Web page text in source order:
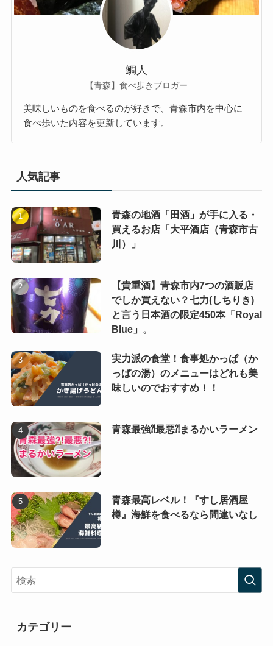
鯛人
【青森】食べ歩きブロガー
美味しいものを食べるのが好きで、青森市内を中心に
食べ歩いた内容を更新しています。
人気記事
青森の地酒「田酒」が手に入る・
買えるお店「大平酒店（青森市古
川）」
【貴重酒】青森市内7つの酒販店
でしか買えない？七力(しちりき)
と言う日本酒の限定450本「Royal
Blue」。
実力派の食堂！食事処かっぱ（か
っぱの湯）のメニューはどれも美
味しいのでおすすめ！！
青森最強⁈最悪⁈まるかいラーメン
青森最高レベル！『すし居酒屋
樽』海鮮を食べるなら間違いなし
カテゴリー